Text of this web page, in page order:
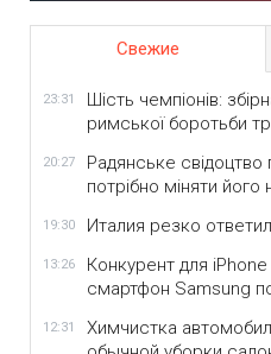
Свежие
23:31
Шість чемпіонів:
римської боротьби
20:27
Радянське
потрібно міняти його
19:30 Италия резко
13:26
Конкурент для
смартфон Samsung
12:31
Химчистка